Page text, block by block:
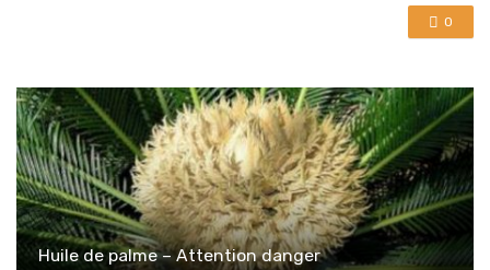
0
Huile de palme – Attention danger